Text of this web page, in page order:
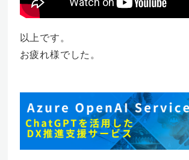
以上です。
お疲れ様でした。